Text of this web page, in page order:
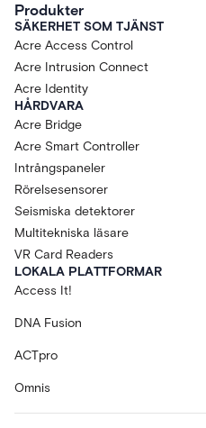
Produkter
SÄKERHET SOM TJÄNST
Acre Access Control
Acre Intrusion Connect
Acre Identity
HÅRDVARA
Acre Bridge
Acre Smart Controller
Intrångspaneler
Rörelsesensorer
Seismiska detektorer
Multitekniska läsare
VR Card Readers
LOKALA PLATTFORMAR
Access It!
DNA Fusion
ACTpro
Omnis